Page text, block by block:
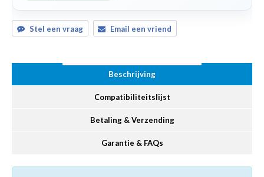
Stel een vraag Email een vriend
Beschrijving
Compatibiliteitslijst
Betaling & Verzending
Garantie & FAQs